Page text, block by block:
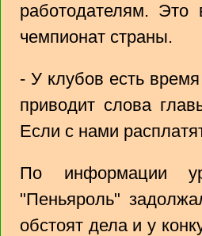
работодателям. Это
чемпионат страны.
- У клубов есть
приводит слова
Если с нами
По информации
"Пеньяроль"
обстоят дела и у